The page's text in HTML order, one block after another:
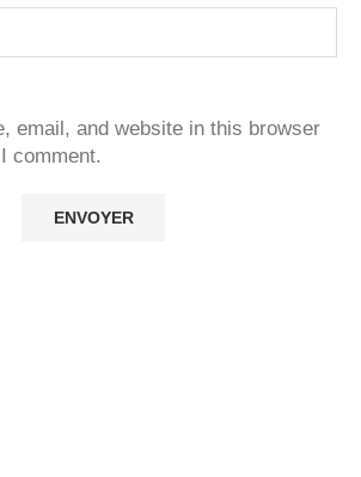
email, and website in this browser
comment.